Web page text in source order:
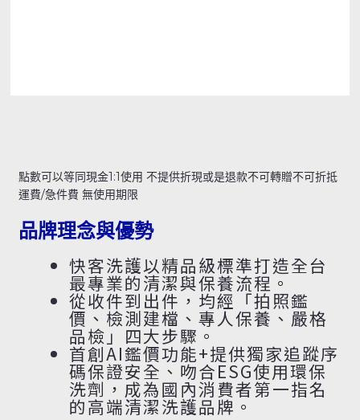
點數可以等同現金1:1使用 不提供折現或是退款不可轉贈不可折抵
運費/急件費 無使用期限
品牌理念與優勢
快客洗護以精品級標準打造全台
最專業的清潔與保養流程。
從收件到出件，均經「拍照鑑
價、檢測建檔、專人保養、嚴格
品檢」四大步驟。
首創AI鑑價功能+提供獨家追蹤序
碼保證安全、吻合ESG使用環保
洗劑，成為國內消費者第一指名
的高端清潔洗護品牌。